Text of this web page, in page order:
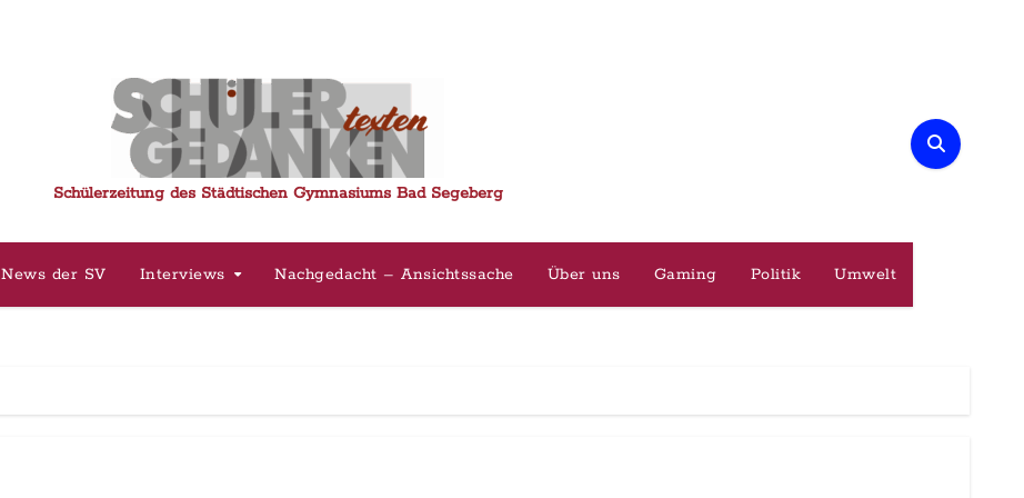
Schülerzeitung des Städtischen Gymnasiums Bad Segeberg
News der SV Interviews Nachgedacht – Ansichtssache Über uns Gaming Politik Umwelt